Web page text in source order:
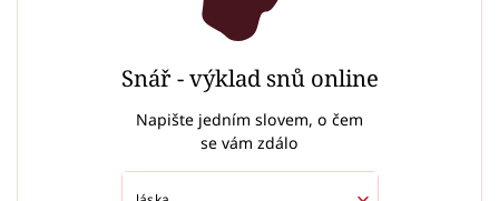
Snář - výklad snů online
Napište jedním slovem, o čem
se vám zdálo